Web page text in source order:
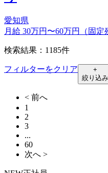
愛知県
月給 30万円〜60万円（固定
検索結果：1185件
フィルターをクリア
+
絞り込み
< 前へ
1
2
3
...
60
次へ >